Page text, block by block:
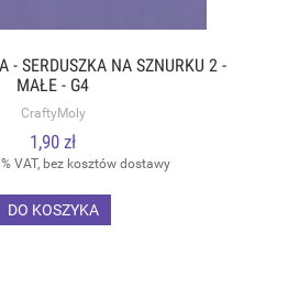
- SERDUSZKA NA SZNURKU 2 -
MAŁE - G4
CraftyMoly
1,90 zł
VAT, bez kosztów dostawy
DO KOSZYKA